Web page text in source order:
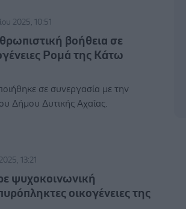
2025, 10:51
βοήθεια σε
Ρομά της Κάτω
σε συνεργασία με την
Δήμου Δυτικής Αχαΐας.
13:21
ψυχοκοινωνική
οικογένειες της